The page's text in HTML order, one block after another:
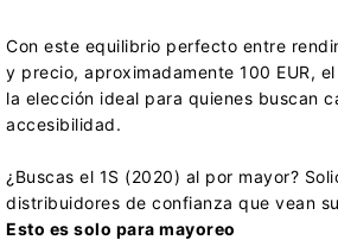
Con este equilibrio perfecto entre
y precio, aproximadamente 100 EUR,
la elección ideal para quienes buscan
accesibilidad.
¿Buscas el 1S (2020) al por mayor?
distribuidores de confianza que vean
Esto es solo para mayoreo